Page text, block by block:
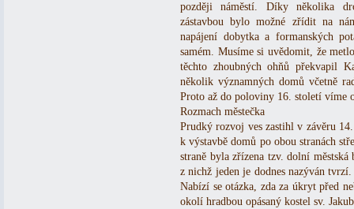
později náměstí. Díky několika
zástavbou bylo možné zřídit na
napájení dobytka a formanských
samém. Musíme si uvědomit, že
těchto zhoubných ohňů překvapil
několik významných domů včetně
Proto až do poloviny 16. století víme
Rozmach městečka
Prudký rozvoj ves zastihl v závěru
k výstavbě domů po obou stranách
straně byla zřízena tzv. dolní
z nichž jeden je dodnes nazýván
Nabízí se otázka, zda za úkryt před
okolí hradbou opásaný kostel sv.